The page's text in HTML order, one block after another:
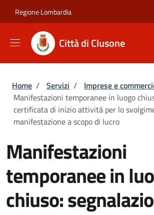
Regione Lombardia
Città di Clusone
Briciole di pane
Home / Servizi / Imprese e
Manifestazioni temporanee in luogo
certificata di inizio attività per lo
manifestazione a scopo di lucro
Manifestazioni
temporanee in
chiuso: